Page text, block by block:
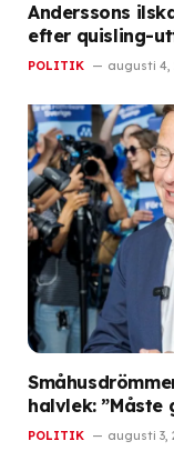
Anderssons
efter quisling-
POLITIK augusti 4,
halvlek: ”Måste
POLITIK augusti 3,